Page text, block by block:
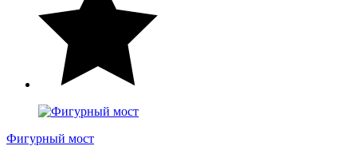
Фигурный мост